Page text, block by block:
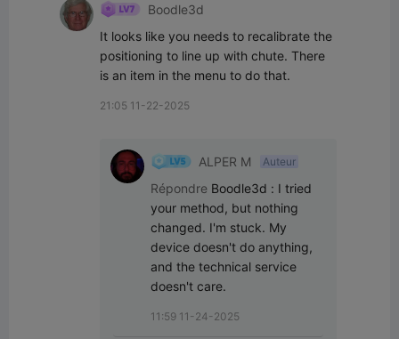
Boodle3d
It looks like you needs to recalibrate the
positioning to line up with chute. There
is an item in the menu to do that.
21:05 11-22-2025
ALPER M Auteur
Répondre Boodle3d : I tried
your method, but nothing
changed. I'm stuck. My
device doesn't do anything,
and the technical service
doesn't care.
11:59 11-24-2025